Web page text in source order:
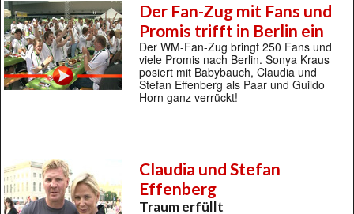
Der Fan-Zug mit Fans und
Promis trifft in Berlin ein
Der WM-Fan-Zug bringt 250 Fans und
viele Promis nach Berlin. Sonya Kraus
posiert mit Babybauch, Claudia und
Stefan Effenberg als Paar und Guildo
Horn ganz verrückt!
Claudia und Stefan
Effenberg
Traum erfüllt